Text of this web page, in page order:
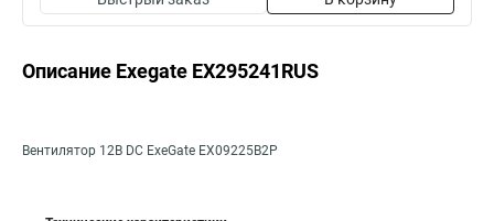
Описание Exegate EX295241RUS
Вентилятор 12В DC ExeGate EX09225B2P